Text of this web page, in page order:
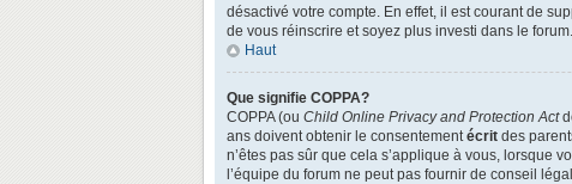
désactivé votre compte. En effet, il est courant de
de vous réinscrire et soyez plus investi dans le forum.
Haut
Que signifie COPPA?
COPPA (ou Child Online Privacy and Protection Act
ans doivent obtenir le consentementécrit des
n’êtes pas sûr que cela s’applique à vous, lorsque
l’équipe du forum ne peut pas fournir de conseil